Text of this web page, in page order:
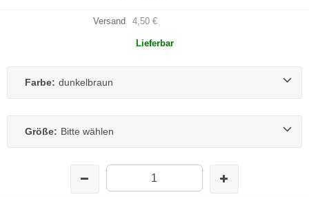
Versand 4,50 €
Lieferbar
Farbe: dunkelbraun
Größe: Bitte wählen